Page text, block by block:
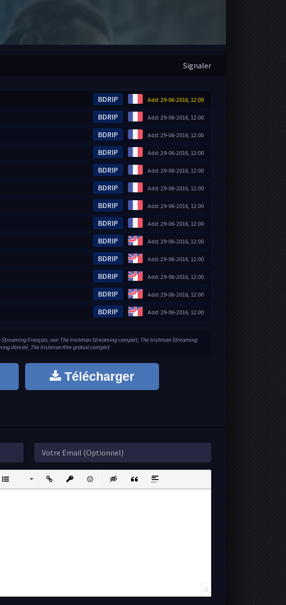
Signaler
Add: 29-06-2016, 12:00
BDRIP
Add: 29-06-2016, 12:00
BDRIP
Add: 29-06-2016, 12:00
BDRIP
Add: 29-06-2016, 12:00
BDRIP
Add: 29-06-2016, 12:00
BDRIP
Add: 29-06-2016, 12:00
BDRIP
Add: 29-06-2016, 12:00
BDRIP
Add: 29-06-2016, 12:00
BDRIP
Add: 29-06-2016, 12:00
BDRIP
Add: 29-06-2016, 12:00
BDRIP
Add: 29-06-2016, 12:00
BDRIP
Add: 29-06-2016, 12:00
BDRIP
Add: 29-06-2016, 12:00
BDRIP
Français, voir The Irishman Streaming complet, The Irishman Streaming
illimité, The Irishman film gratuit complet
Télécharger
ListInsert LinkInsert protected link
EmoticonsInsert hidden text
Insert QuoteInsert spoiler
0